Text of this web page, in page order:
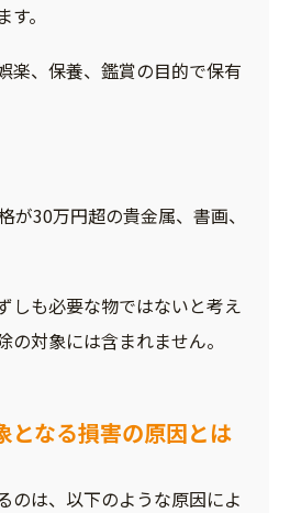
。
楽、保養、鑑賞の目的で保有
が30万円超の貴金属、書画、
しも必要な物ではないと考え
の対象には含まれません。
となる損害の原因とは
のは、以下のような原因によ